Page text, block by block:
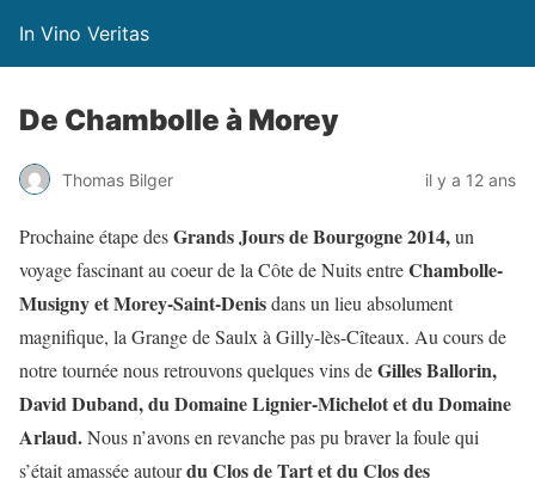
In Vino Veritas
De Chambolle à Morey
Thomas Bilger il y a 12 ans
Prochaine étape desGrands Jours de Bourgogne 2014,un
voyage fascinant au coeur de la Côte de Nuits entreChambolle-
Musigny et Morey-Saint-Denisdans un lieu absolument
magnifique, la Grange de Saulx à Gilly-lès-Cîteaux. Au cours de
notre tournée nous retrouvons quelques vins deGilles Ballorin,
David Duband, du Domaine Lignier-Michelot et du Domaine
Arlaud.Nous n’avons en revanche pas pu braver la foule qui
s’était amassée autourdu Clos de Tart et du Clos des